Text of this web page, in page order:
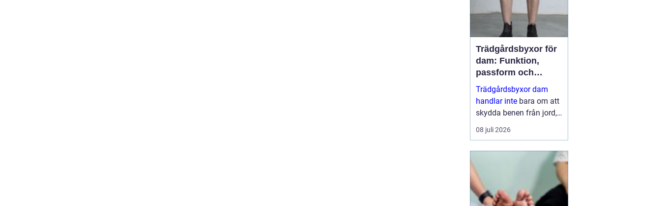
Trädgårdsbyxor för
dam: Funktion,
passform och
hållbar stil i rabatten
Trädgårdsbyxor dam
handlar inte bara om att
skydda benen från jord,
taggar och väta. Rätt
byxa gör arbetet enklare,
skonsamt för kroppen. ...
08 juli 2026